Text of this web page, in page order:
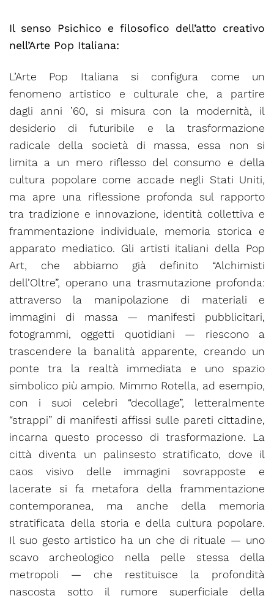
Il senso Psichico e filosofico dell’atto creativo
nell’Arte Pop Italiana:
L’Arte Pop Italiana si configura come un
fenomeno artistico e culturale che, a partire
dagli anni ’60, si misura con la modernità, il
desiderio di futuribile e la trasformazione
radicale della società di massa, essa non si
limita a un mero riflesso del consumo e della
cultura popolare come accade negli Stati Uniti,
ma apre una riflessione profonda sul rapporto
tra tradizione e innovazione, identità collettiva e
frammentazione individuale, memoria storica e
apparato mediatico. Gli artisti italiani della Pop
Art, che abbiamo già definito “Alchimisti
dell’Oltre”, operano una trasmutazione profonda:
attraverso la manipolazione di materiali e
immagini di massa — manifesti pubblicitari,
fotogrammi, oggetti quotidiani — riescono a
trascendere la banalità apparente, creando un
ponte tra la realtà immediata e uno spazio
simbolico più ampio. Mimmo Rotella, ad esempio,
con i suoi celebri “decollage”, letteralmente
“strappi” di manifesti affissi sulle pareti cittadine,
incarna questo processo di trasformazione. La
città diventa un palinsesto stratificato, dove il
caos visivo delle immagini sovrapposte e
lacerate si fa metafora della frammentazione
contemporanea, ma anche della memoria
stratificata della storia e della cultura popolare.
Il suo gesto artistico ha un che di rituale — uno
scavo archeologico nella pelle stessa della
metropoli — che restituisce la profondità
nascosta sotto il rumore superficiale della